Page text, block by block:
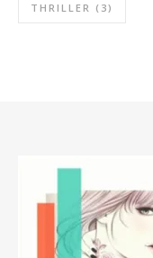
THRILLER (3)